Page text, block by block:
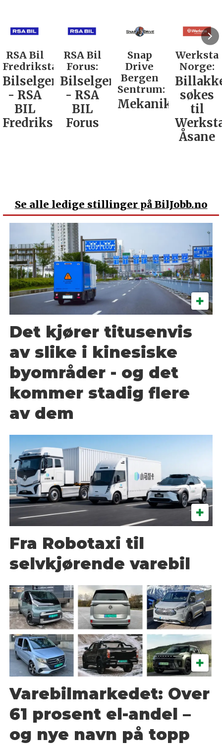
RSA Bil
Forus:
Bilselger
- RSA
BIL
Forus
Snap
Drive
Bergen
Sentrum:
Mekaniker
Werksta
Norge:
Billakkerer
søkes
til
Rodin &
Co AS:
Se alle ledige stillinger på BilJobb.no
Det kjører titusenvis
av slike i kinesiske
byområder - og det
kommer stadig flere
av dem
Fra Robotaxi til
selvkjørende varebil
Varebilmarkedet: Over
61 prosent el-andel –
og nye navn på topp